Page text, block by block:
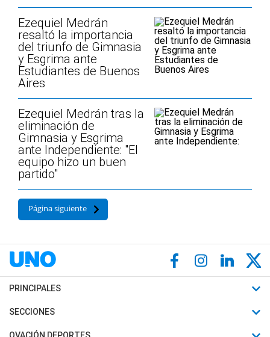
Ezequiel Medrán
resaltó la importancia
del triunfo de Gimnasia
y Esgrima ante
Estudiantes de Buenos
Aires
Ezequiel Medrán tras la
eliminación de
Gimnasia y Esgrima
ante Independiente: "El
equipo hizo un buen
partido"
Página siguiente
PRINCIPALES
Últimas Noticias
Política
SECCIONES
Horóscopo